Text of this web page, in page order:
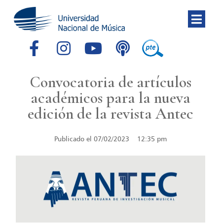
Convocatoria de artículos
académicos para la nueva
edición de la revista Antec
Publicado el 07/02/2023 12:35 pm